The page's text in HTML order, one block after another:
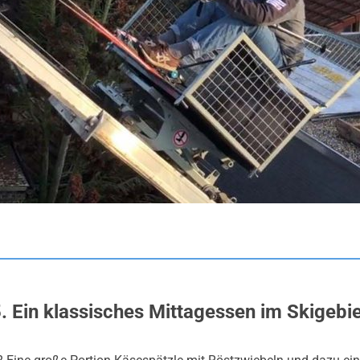
Ein klassisches Mittagessen im